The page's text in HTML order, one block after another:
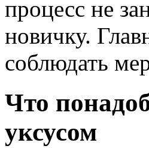
процесс не
новичку.
соблюдать
Что
уксусом